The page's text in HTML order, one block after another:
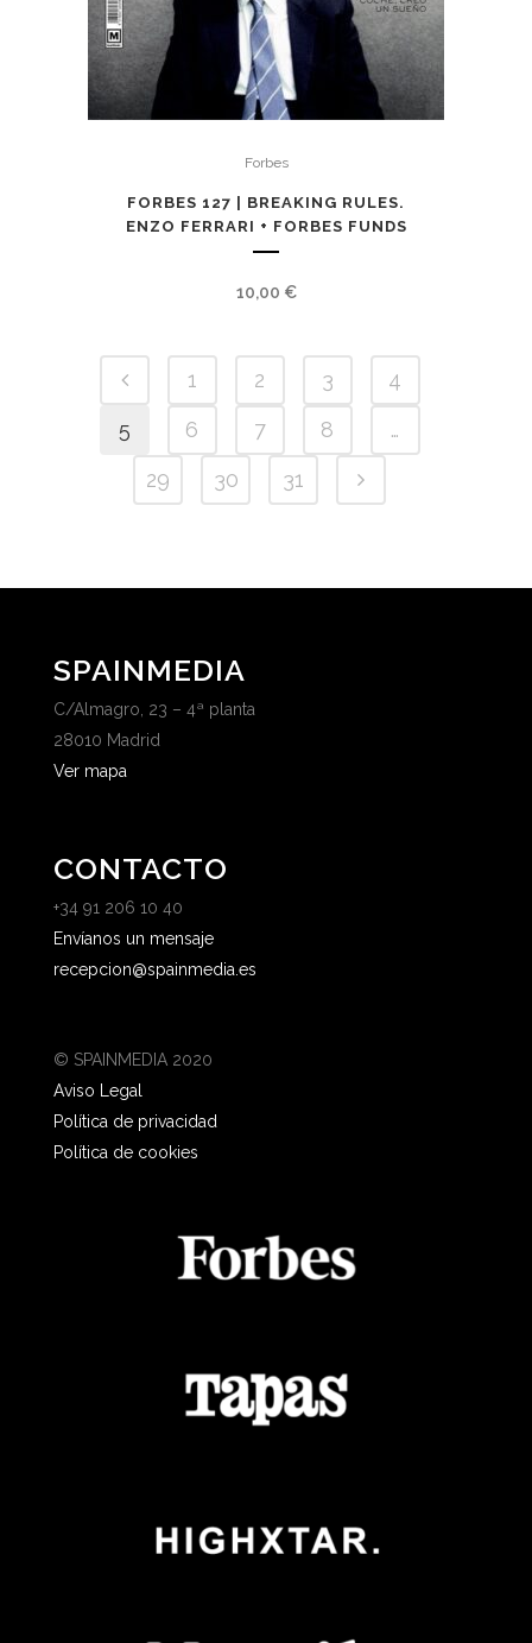
Forbes
FORBES 127 | BREAKING RULES.
ENZO FERRARI + FORBES FUNDS
10,00 €
1 2 3
4
5
6 7 8
…
29
30 31
SPAINMEDIA
C/Almagro, 23 – 4ª planta
28010 Madrid
Ver mapa
CONTACTO
+34 91 206 10 40
Envíanos un mensaje
recepcion@spainmedia.es
© SPAINMEDIA 2020
Aviso Legal
Política de privacidad
Política de cookies